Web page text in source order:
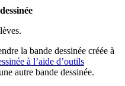
la bande dessinée créée à
à l’aide d’outils
autre bande dessinée.